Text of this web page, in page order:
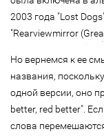
2003 года "Lost
"Rearviewmirror
Но вернемся к ее
названия,
одной версии, оно
better, red better".
слова